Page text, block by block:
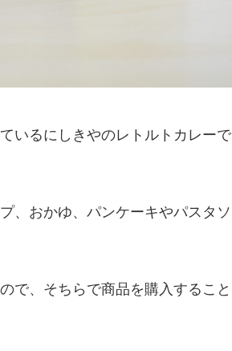
いるにしきやのレトルトカレーで
、おかゆ、パンケーキやパスタソ
で、そちらで商品を購入すること